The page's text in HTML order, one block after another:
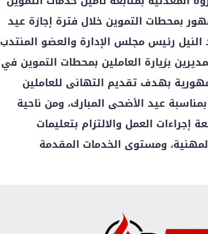
بمحطات التموين خلال فترة إجازة عيد
رئيس مجلس الإدارة والعضو المنتدب
بزيارة العاملين بمحطات التموين في
بهدف تقديم التهانى للعاملين
عيد الأضحى المبارك، ومن ناحية
إجراءات العمل والالتزام بتعليمات
ومستوى الخدمات المقدمة